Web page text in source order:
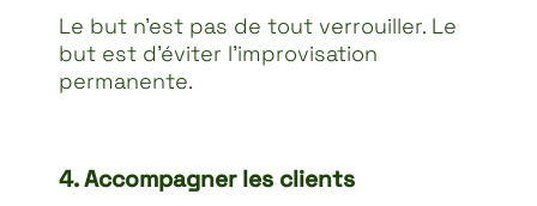
Le but n’est pas de tout verrouiller. Le
but est d’éviter l’improvisation
permanente.
4. Accompagner les clients